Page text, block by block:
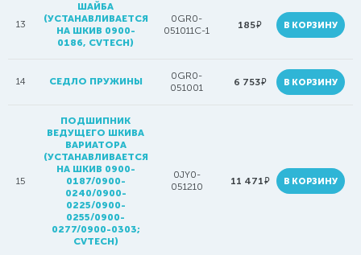
13
ШАЙБА
(УСТАНАВЛИВАЕТСЯ
НА ШКИВ 0900-
0186, CVTECH)
0GR0-
051011C-1
185руб. В КОРЗИНУ
14 СЕДЛО ПРУЖИНЫ
0GR0-
051001
6 753руб. В КОРЗИНУ
15
ПОДШИПНИК
ВЕДУЩЕГО ШКИВА
ВАРИАТОРА
(УСТАНАВЛИВАЕТСЯ
НА ШКИВ 0900-
0187/0900-
0240/0900-
0225/0900-
0255/0900-
0277/0900-0303;
CVTECH)
0JY0-
051210
11 471руб. В КОРЗИНУ